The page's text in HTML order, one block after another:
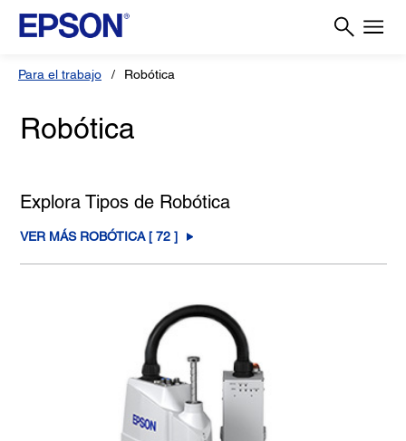
Para el trabajo Robótica
Robótica
Explora Tipos de Robótica
VER MÁS ROBÓTICA [ 72]